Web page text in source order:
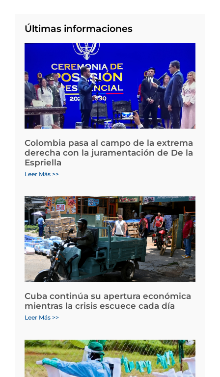
Últimas informaciones
Colombia pasa al campo de la extrema
derecha con la juramentación de De la
Espriella
Leer Más >>
Cuba continúa su apertura económica
mientras la crisis escuece cada día
Leer Más >>